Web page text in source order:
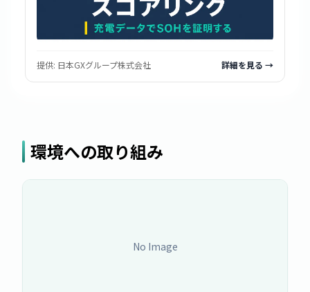
提供: 日本GXグループ株式会社 詳細を見る →
環境への取り組み
No Image